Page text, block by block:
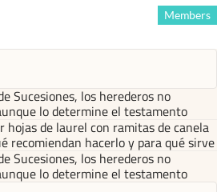
Members
Sucesiones, los herederos no
lo determine el testamento
hojas de laurel con ramitas de canela
recomiendan hacerlo y para qué sirve
Sucesiones, los herederos no
lo determine el testamento